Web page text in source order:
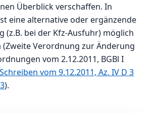
Überblick verschaffen. In
eine alternative oder ergänzende
(z.B. bei der Kfz-Ausfuhr) möglich
Verordnung zur Änderung
vom 2.12.2011, BGBl I
vom 9.12.2011, Az. IV D 3
).